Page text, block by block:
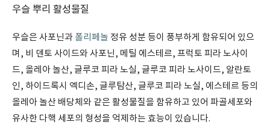
우슬 뿌리 활성물질
우슬은 사포닌과폴리페놀 정유 성분 등이 풍부하게 함유되어 있으
며, 비 덴토 사이드와 사포닌, 메틸 에스테르, 프럭토 피라 노사이
드, 올레아 놀산, 글루코 피라 노실, 글루코 피라 노사이드, 알란토
인, 하이드록시 엑디손, 글루탐산, 글루코 피라 노실, 에스테르 등의
올레아 놀산 배당체와 같은 활성물질을 함유하고 있어 파골세포와
유사한 다핵 세포의 형성을 억제하는 효능이 있습니다.